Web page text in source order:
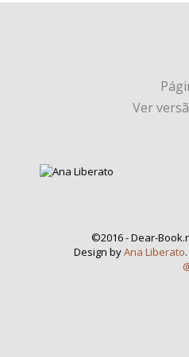
Ver
©2016 - Dear-
Design byAna Liberato